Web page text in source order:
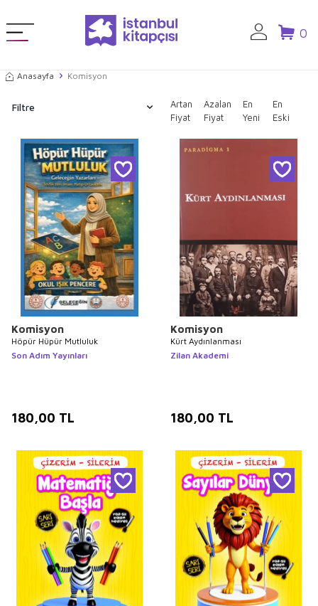
0
Anasayfa Komisyon
Filtre
Artan
Fiyat
Azalan
Fiyat
En
Yeni
En
Eski
Komisyon
Höpür Hüpür Mutluluk
Son Adım Yayınları
180,00 TL
Komisyon
Kürt Aydınlanması
Zilan Akademi
180,00 TL